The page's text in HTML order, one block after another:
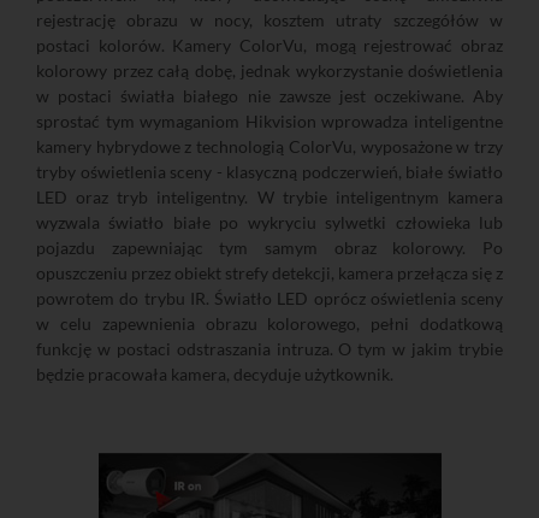
rejestrację obrazu w nocy, kosztem utraty szczegółów w
postaci kolorów. Kamery ColorVu, mogą rejestrować obraz
kolorowy przez całą dobę, jednak wykorzystanie doświetlenia
w postaci światła białego nie zawsze jest oczekiwane. Aby
sprostać tym wymaganiom Hikvision wprowadza inteligentne
kamery hybrydowe z technologią ColorVu, wyposażone w trzy
tryby oświetlenia sceny - klasyczną podczerwień, białe światło
LED oraz tryb inteligentny. W trybie inteligentnym kamera
wyzwala światło białe po wykryciu sylwetki człowieka lub
pojazdu zapewniając tym samym obraz kolorowy. Po
opuszczeniu przez obiekt strefy detekcji, kamera przełącza się z
powrotem do trybu IR. Światło LED oprócz oświetlenia sceny
w celu zapewnienia obrazu kolorowego, pełni dodatkową
funkcję w postaci odstraszania intruza. O tym w jakim trybie
będzie pracowała kamera, decyduje użytkownik.